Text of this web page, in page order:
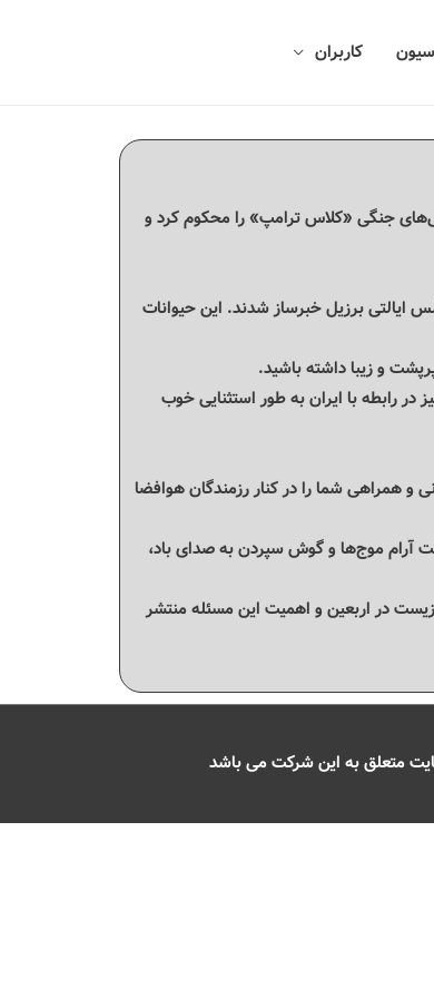
کاربران
جنگی «کلاس ترامپ» را محکوم کرد و
ایالتی برزیل خبرساز شدند. این حیوانات
و زیبا داشته باشید.
رابطه با ایران به طور استثنایی خوب
همراهی شما را در کنار رزمندگان هوافضا
موج‌ها و گوش سپردن به صدای باد،
در اربعین و اهمیت این مسئله منتشر
متعلق به این شرکت می باشد